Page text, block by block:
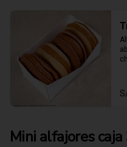
Mini alfajores caja